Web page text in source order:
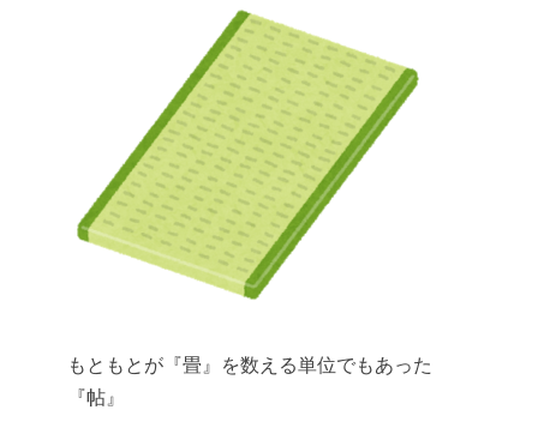
もともとが『畳』を数える単位でもあった
『帖』